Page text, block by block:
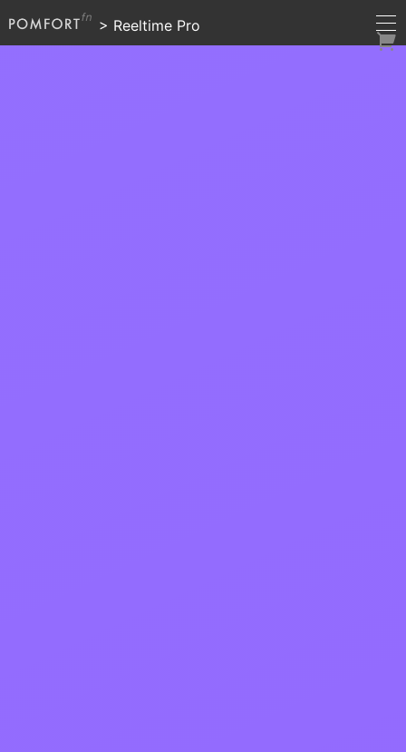
> Reeltime Pro